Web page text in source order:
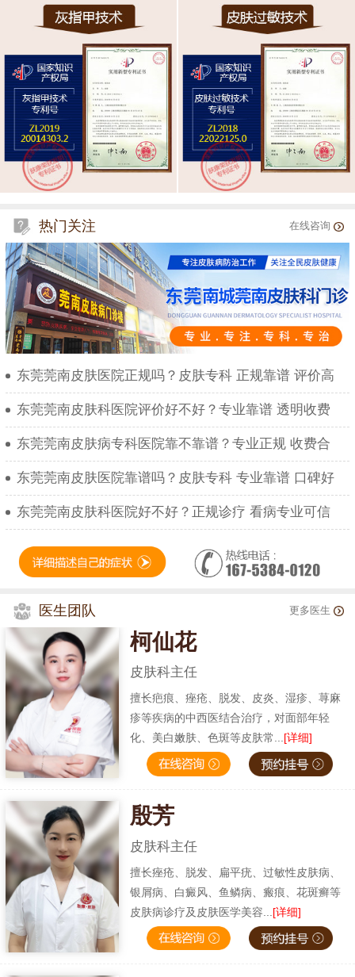
热门关注 在线咨询
东莞莞南皮肤医院正规吗？皮肤专科 正规靠谱 评价高
东莞莞南皮肤科医院评价好不好？专业靠谱 透明收费
东莞莞南皮肤病专科医院靠不靠谱？专业正规 收费合
东莞莞南皮肤医院靠谱吗？皮肤专科 专业靠谱 口碑好
东莞莞南皮肤科医院好不好？正规诊疗 看病专业可信
医生团队 更多医生
柯仙花
皮肤科主任
擅长疤痕、痤疮、脱发、皮炎、湿疹、荨麻
疹等疾病的中西医结合治疗，对面部年轻
化、美白嫩肤、色斑等皮肤常... [详细]
殷芳
皮肤科主任
擅长痤疮、脱发、扁平疣、过敏性皮肤病、
银屑病、白癜风、鱼鳞病、瘢痕、花斑癣等
皮肤病诊疗及皮肤医学美容... [详细]